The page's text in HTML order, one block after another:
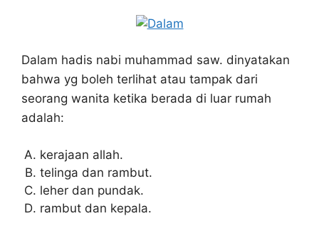
Dalam hadis nabi muhammad saw. dinyatakan
bahwa yg boleh terlihat atau tampak dari
seorang wanita ketika berada di luar rumah
adalah:
kerajaan allah.
telinga dan rambut.
leher dan pundak.
rambut dan kepala.